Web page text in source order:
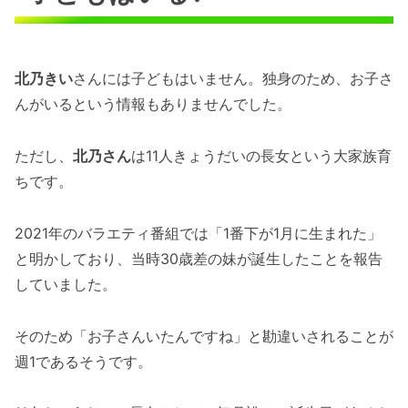
北乃きいさんには子どもはいません。独身のため、お子さ
んがいるという情報もありませんでした。
ただし、 北乃さんは11人きょうだいの長女という大家族育
ちです。
2021年のバラエティ番組では「1番下が1月に生まれた」
と明かしており、当時30歳差の妹が誕生したことを報告
していました。
そのため「お子さんいたんですね」と勘違いされることが
週1であるそうです。